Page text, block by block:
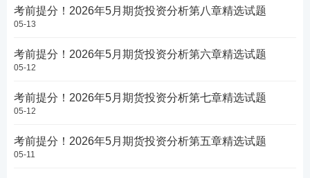
考前提分！2026年5月期货投资分析第八章精选试题
05-13
考前提分！2026年5月期货投资分析第六章精选试题
05-12
考前提分！2026年5月期货投资分析第七章精选试题
05-12
考前提分！2026年5月期货投资分析第五章精选试题
05-11